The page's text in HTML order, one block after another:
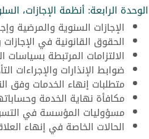
الوحدة الرابعة: أنظمة الإجازات،
الإجازات السنوية والمرضية
الحقوق القانونية في الإجازات
الالتزامات المرتبطة
ضوابط الإنذارات والإجراءات
متطلبات إنهاء الخدمات وفق
مكافأة نهاية الخدمة
مسؤوليات المؤسسة في
الحالات الخاصة في إنهاء